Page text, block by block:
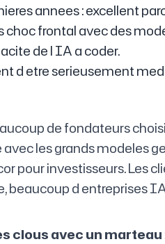
annees : excellent
choc frontal avec des
de l IA a coder.
d etre serieusement
de fondateurs
les grands modeles
pour investisseurs. Les
beaucoup d entreprises
clous avec un marteau